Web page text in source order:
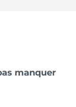
manquer